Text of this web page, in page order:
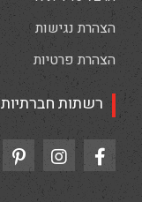
הצהרת נגישות
הצהרת פרטיות
רשתות חברתיות